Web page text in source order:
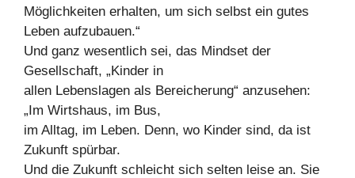
Möglichkeiten erhalten, um sich selbst ein gutes
Leben aufzubauen.“
Und ganz wesentlich sei, das Mindset der
Gesellschaft, „Kinder in
allen Lebenslagen als Bereicherung“ anzusehen:
„Im Wirtshaus, im Bus,
im Alltag, im Leben. Denn, wo Kinder sind, da ist
Zukunft spürbar.
Und die Zukunft schleicht sich selten leise an. Sie